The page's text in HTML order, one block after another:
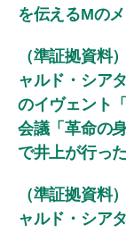
を伝えるMの
（準証拠資料
ャルド・シア
のイヴェント
会議「革命の
で井上が行っ
（準証拠資料
ャルド・シア